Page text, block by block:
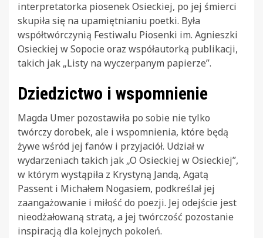
interpretatorka piosenek Osieckiej, po jej śmierci
skupiła się na upamiętnianiu poetki. Była
współtwórczynią Festiwalu Piosenki im. Agnieszki
Osieckiej w Sopocie oraz współautorką publikacji,
takich jak „Listy na wyczerpanym papierze”.
Dziedzictwo i wspomnienie
Magda Umer pozostawiła po sobie nie tylko
twórczy dorobek, ale i wspomnienia, które będą
żywe wśród jej fanów i przyjaciół. Udział w
wydarzeniach takich jak „O Osieckiej w Osieckiej”,
w którym wystąpiła z Krystyną Jandą, Agatą
Passent i Michałem Nogasiem, podkreślał jej
zaangażowanie i miłość do poezji. Jej odejście jest
nieodżałowaną stratą, a jej twórczość pozostanie
inspiracją dla kolejnych pokoleń.